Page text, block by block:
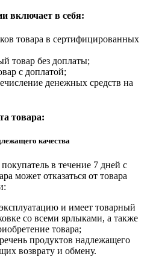
включает в себя:
товара в сертифицированных
товар без доплаты;
с доплатой;
денежных средств на
товара:
качества
в течение 7 дней с
может отказаться от товара
и имеет товарный
со всеми ярлыками, а также
товара;
продуктов надлежащего
возврату и обмену.